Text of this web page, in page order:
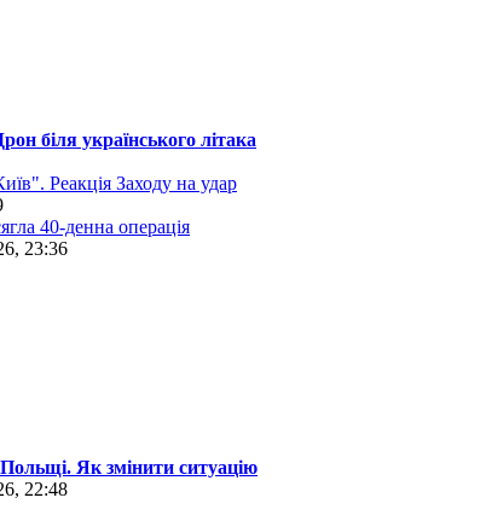
біля українського літака
Реакція Заходу на удар
40-денна операція
23:36
Як змінити ситуацію
22:48